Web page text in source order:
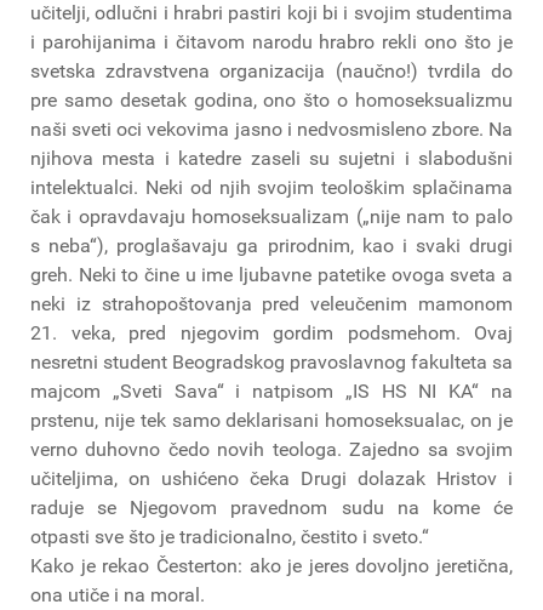
učitelji, odlučni i hrabri pastiri koji bi i svojim studentima
i parohijanima i čitavom narodu hrabro rekli ono što je
svetska zdravstvena organizacija (naučno!) tvrdila do
pre samo desetak godina, ono što o homoseksualizmu
naši sveti oci vekovima jasno i nedvosmisleno zbore. Na
njihova mesta i katedre zaseli su sujetni i slabodušni
intelektualci. Neki od njih svojim teološkim splačinama
čak i opravdavaju homoseksualizam („nije nam to palo
s neba“), proglašavaju ga prirodnim, kao i svaki drugi
greh. Neki to čine u ime ljubavne patetike ovoga sveta a
neki iz strahopoštovanja pred veleučenim mamonom
21. veka, pred njegovim gordim podsmehom. Ovaj
nesretni student Beogradskog pravoslavnog fakulteta sa
majcom „Sveti Sava“ i natpisom „IS HS NI KA“ na
prstenu, nije tek samo deklarisani homoseksualac, on je
verno duhovno čedo novih teologa. Zajedno sa svojim
učiteljima, on ushićeno čeka Drugi dolazak Hristov i
raduje se Njegovom pravednom sudu na kome će
otpasti sve što je tradicionalno, čestito i sveto.“
Kako je rekao Česterton: ako je jeres dovoljno jeretična,
ona utiče i na moral.